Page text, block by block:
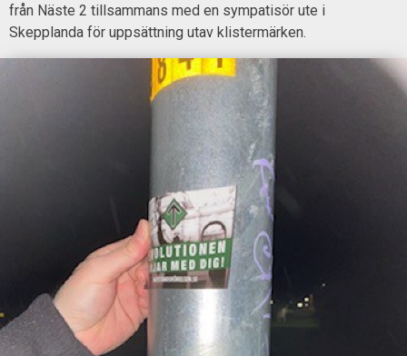
från Näste 2 tillsammans med en sympatisör ute i
Skepplanda för uppsättning utav klistermärken.